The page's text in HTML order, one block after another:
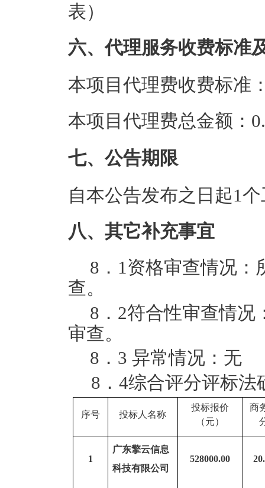
表）
六、代理服务收费标准
本项目代理费收费标准
本项目代理费总金额：
七、公告期限
自本公告发布之日起1
八、其它补充事宜
8．1资格审查情况：
查。
8．2符合性审查情况
审查。
8．3 异常情况：无
8．4综合评分评标
序号 投标人名称
投标报价
（元）
商
1
广东擎云信息
科技有限公司
528000.00